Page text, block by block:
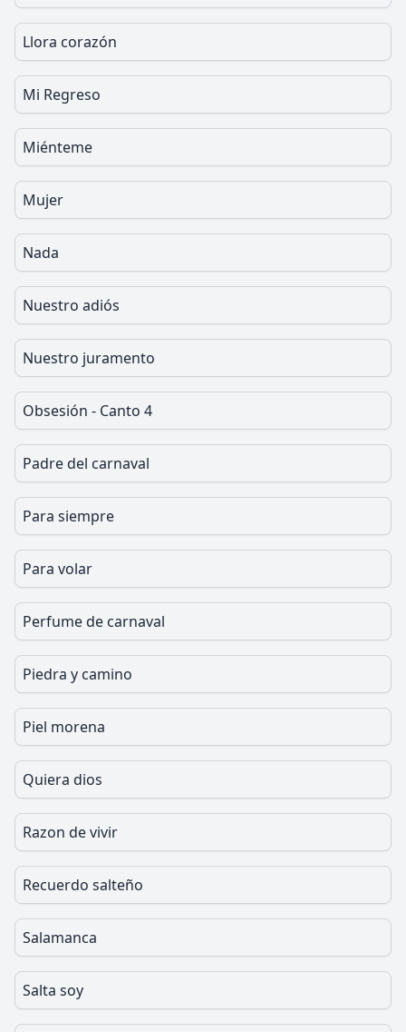
Llora corazón
Mi Regreso
Miénteme
Mujer
Nada
Nuestro adiós
Nuestro juramento
Obsesión - Canto 4
Padre del carnaval
Para siempre
Para volar
Perfume de carnaval
Piedra y camino
Piel morena
Quiera dios
Razon de vivir
Recuerdo salteño
Salamanca
Salta soy